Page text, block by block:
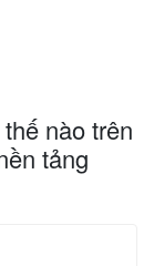
nào trên
tảng